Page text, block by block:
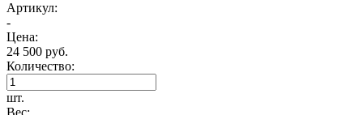
Артикул:
-
Цена:
24 500 руб.
Количество:
шт.